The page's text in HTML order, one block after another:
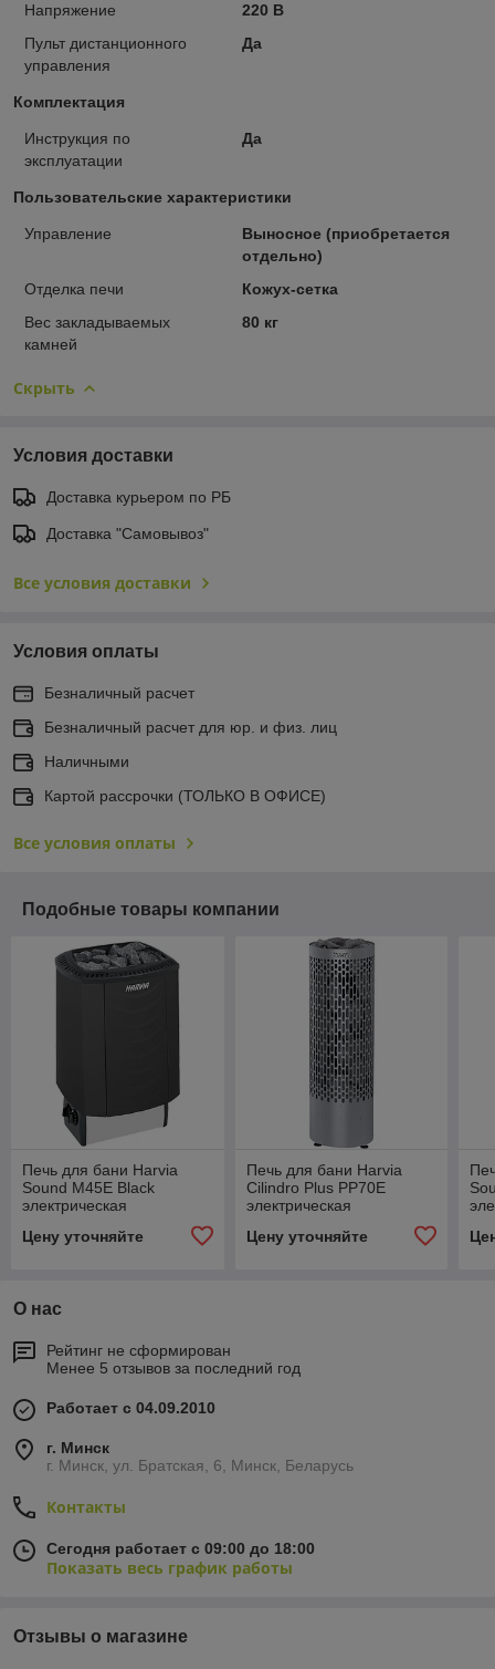
Напряжение
220 В
Пульт дистанционного
управления
Да
Комплектация
Инструкция по
эксплуатации
Да
Пользовательские характеристики
Управление
Выносное (приобретается
отдельно)
Отделка печи
Кожух-сетка
Вес закладываемых
камней
80 кг
Скрыть
Условия доставки
Доставка курьером по РБ
Доставка "Самовывоз"
Все условия доставки
Условия оплаты
Безналичный расчет
Безналичный расчет для юр. и физ. лиц
Наличными
Картой рассрочки (ТОЛЬКО В ОФИСЕ)
Все условия оплаты
Подобные товары компании
Печь для бани Harvia
Sound M45E Black
электрическая
Цену уточняйте
Печь для бани Harvia
Cilindro Plus PP70E
электрическая
Цену уточняйте
О нас
Рейтинг не сформирован
Менее 5 отзывов за последний год
Работает с 04.09.2010
г. Минск
г. Минск, ул. Братская, 6, Минск, Беларусь
Контакты
Сегодня работает с 09:00 до 18:00
Показать весь график работы
Отзывы о магазине